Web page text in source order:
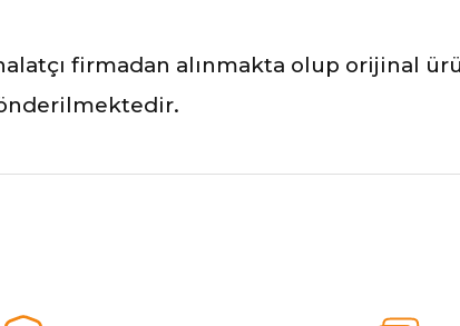
firmadan alınmakta olup orijinal